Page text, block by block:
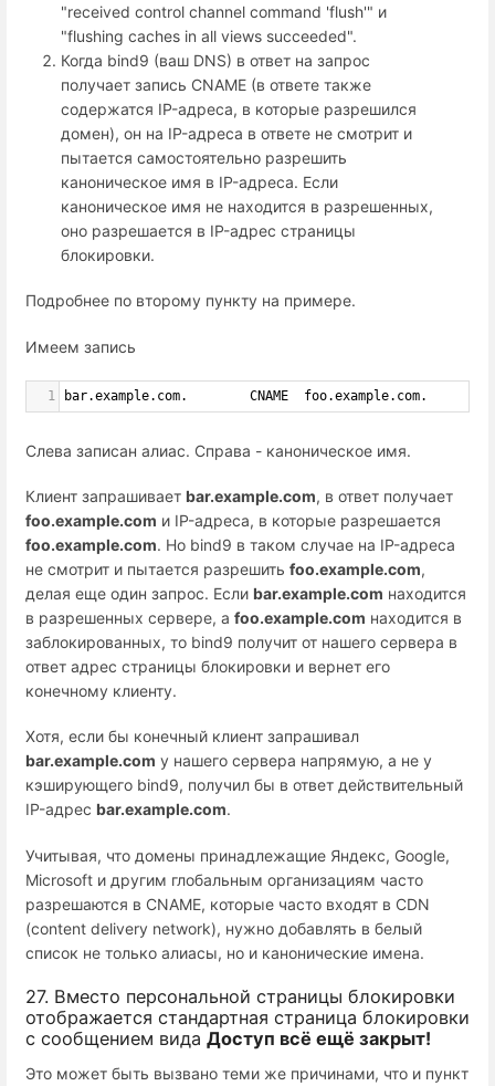
"received control channel command 'flush'" и
"flushing caches in all views succeeded".
Когда bind9 (ваш DNS) в ответ на запрос
получает запись CNAME (в ответе также
содержатся IP-адреса, в которые разрешился
домен), он на IP-адреса в ответе не смотрит и
пытается самостоятельно разрешить
каноническое имя в IP-адреса. Если
каноническое имя не находится в разрешенных,
оно разрешается в IP-адрес страницы
блокировки.
Подробнее по второму пункту на примере.
Имеем запись
1 bar.example.com.        CNAME  foo.example.com.
Слева записан алиас. Справа - каноническое имя.
Клиент запрашивает bar.example.com, в ответ получает
foo.example.com и IP-адреса, в которые разрешается
foo.example.com. Но bind9 в таком случае на IP-адреса
не смотрит и пытается разрешить foo.example.com,
делая еще один запрос. Если bar.example.com находится
в разрешенных сервере, а foo.example.com находится в
заблокированных, то bind9 получит от нашего сервера в
ответ адрес страницы блокировки и вернет его
конечному клиенту.
Хотя, если бы конечный клиент запрашивал
bar.example.com у нашего сервера напрямую, а не у
кэширующего bind9, получил бы в ответ действительный
IP-адрес bar.example.com.
Учитывая, что домены принадлежащие Яндекс, Google,
Microsoft и другим глобальным организациям часто
разрешаются в CNAME, которые часто входят в CDN
(content delivery network), нужно добавлять в белый
список не только алиасы, но и канонические имена.
27. Вместо персональной страницы блокировки
отображается стандартная страница блокировки
с сообщением вида Доступ всё ещё закрыт!
Это может быть вызвано теми же причинами, что и пункт